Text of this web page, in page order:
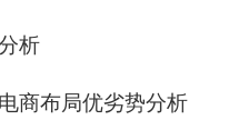
析
商布局优劣势分析